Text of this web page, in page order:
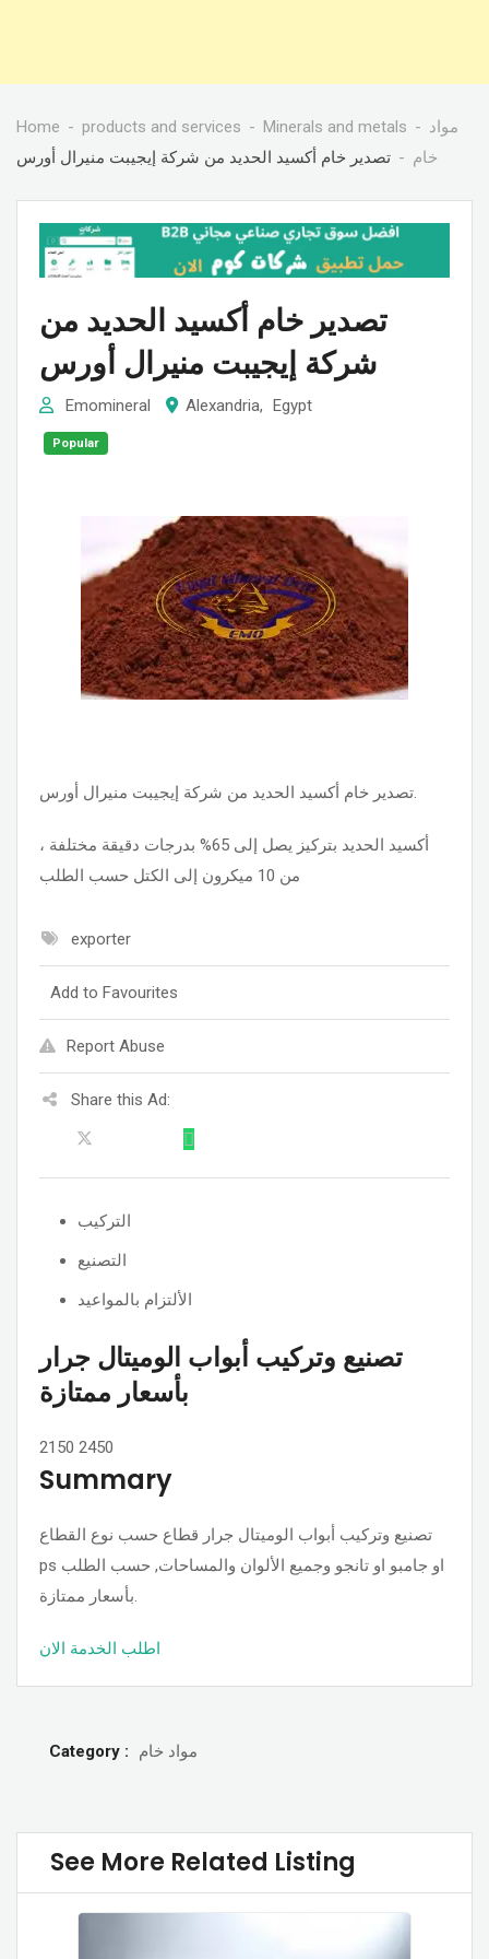
Home products and services Minerals and metals
مواد
خام
تصدير خام أكسيد الحديد من شركة إيجيبت منيرال أورس
تصدير خام أكسيد الحديد من
شركة إيجيبت منيرال أورس
Emomineral Alexandria, Egypt
Popular
تصدير خام أكسيد الحديد من شركة إيجيبت منيرال أورس.
أكسيد الحديد بتركيز يصل إلى 65% بدرجات دقيقة مختلفة ،
من 10 ميكرون إلى الكتل حسب الطلب
exporter
Add to Favourites
Report Abuse
Share this Ad:
التركيب
التصنيع
الألتزام بالمواعيد
تصنيع وتركيب أبواب الوميتال جرار
بأسعار ممتازة
2150 2450
Summary
تصنيع وتركيب أبواب الوميتال جرار قطاع حسب نوع القطاع
ps او جامبو او تانجو وجميع الألوان والمساحات, حسب الطلب
بأسعار ممتازة.
اطلب الخدمة الان
Category : مواد خام
See More Related Listing